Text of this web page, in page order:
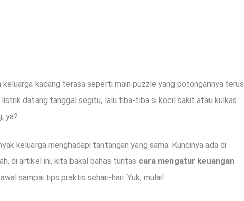
keluarga kadang terasa seperti main puzzle yang potongannya terus
listrik datang tanggal segitu, lalu tiba-tiba si kecil sakit atau kulkas
ya?
keluarga menghadapi tantangan yang sama. Kuncinya ada di
di artikel ini, kita bakal bahas tuntas cara mengatur keuangan
sampai tips praktis sehari-hari. Yuk, mulai!